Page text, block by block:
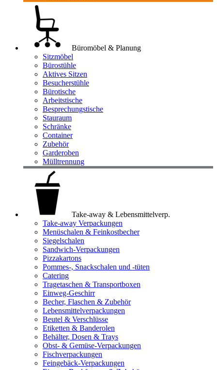
Büromöbel & Planung
Sitzmöbel
Bürostühle
Aktives Sitzen
Besucherstühle
Bürotische
Arbeitstische
Besprechungstische
Stauraum
Schränke
Container
Zubehör
Garderoben
Mülltrennung
Take-away & Lebensmittelverp.
Take-away Verpackungen
Menüschalen & Feinkostbecher
Siegelschalen
Sandwich-Verpackungen
Pizzakartons
Pommes-, Snackschalen und -tüten
Catering
Tragetaschen & Transportboxen
Einweg-Geschirr
Becher, Flaschen & Zubehör
Lebensmittelverpackungen
Beutel & Verschlüsse
Etiketten & Banderolen
Behälter, Dosen & Trays
Obst- & Gemüse-Verpackungen
Fischverpackungen
Feingebäck-Verpackungen